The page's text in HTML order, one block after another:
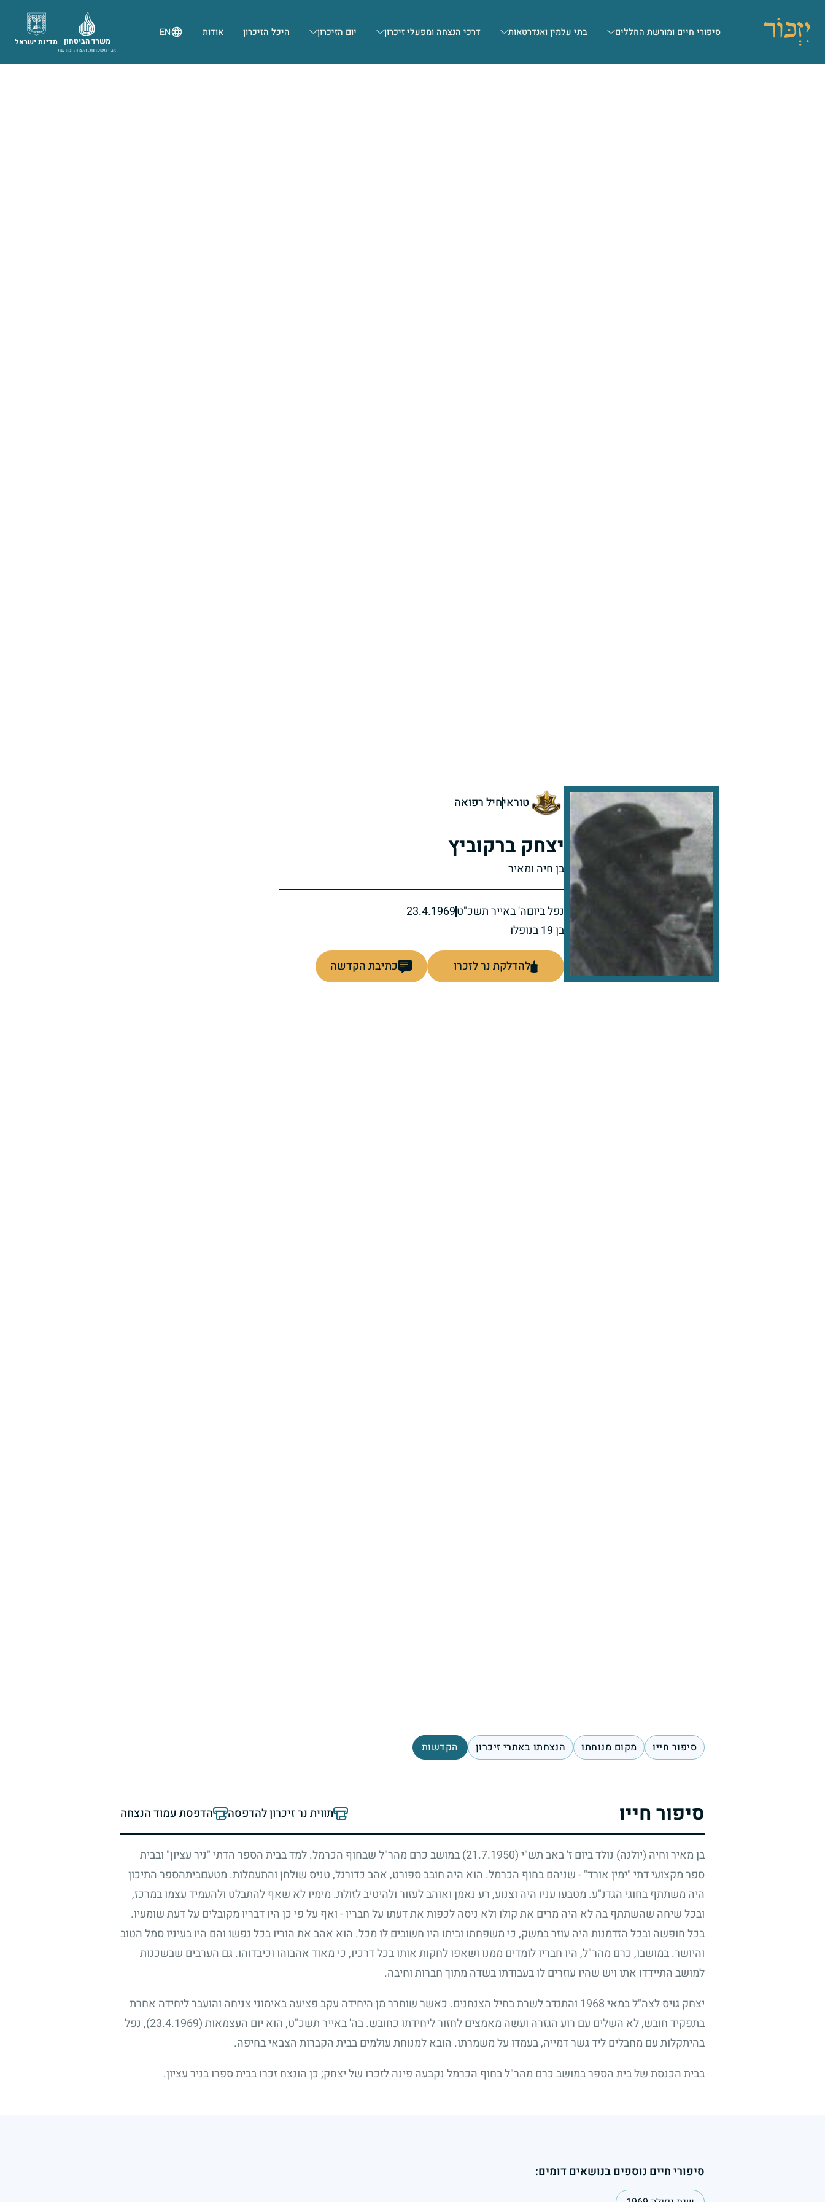
סיפורי חיים ומורשת החללים בתי עלמין ואנדרטאות דרכי הנצחה ומפעלי זיכרון יום הזיכרון היכל הזיכרון אודות EN
מדינת ישראל משרד הביטחון
אגף משפחות, הנצחה ומורשת
טוראיחיל רפואה
יצחק ברקוביץ
בן חיה ומאיר
נפל ביוםה' באייר תשכ"ט23.4.1969
בן 19 בנופלו
להדלקת נר לזכרו כתיבת הקדשה
סיפור חייו מקום מנוחתו הנצחתו באתרי זיכרון הקדשות
סיפור חייו תווית נר זיכרון להדפסה הדפסת עמוד הנצחה
בן מאיר וחיה (יולנה) נולד ביום ז' באב תש"י(21.7.1950)
במושב כרם מהר"ל שבחוף הכרמל. למד בבית הספר הדתי "ניר עציון" ובבית
ספר מקצועי דתי "ימין אורד" - שניהם בחוף הכרמל. הוא היה חובב ספורט, אהב כדורגל, טניס שולחן והתעמלות. מטעםביתהספר התיכון
היה משתתף בחוגי הגדנ"ע. מטבעו עניו היה וצנוע, רע נאמן ואוהב לעזור ולהיטיב לזולת. מימיו לא שאף להתבלט ולהעמיד עצמו במרכז,
ובכל שיחה שהשתתף בה לא היה מרים את קולו ולא ניסה לכפות את דעתו על חבריו - ואף על פי כן היו דבריו מקובלים על דעת שומעיו.
בכל חופשה ובכל הזדמנות היה עוזר במשק, כי משפחתו וביתו היו חשובים לו מכל. הוא אהב את הוריו בכל נפשו והם היו בעיניו סמל הטוב
והיושר. במושבו, כרם מהר"ל, היו חבריו לומדים ממנו ושאפו לחקות אותו בכל דרכיו, כי מאוד אהבוהו וכיבדוהו. גם הערבים שבשכנות
למושב התיידדו אתו ויש שהיו עוזרים לו בעבודתו בשדה מתוך חברות וחיבה.
יצחק גויס לצה"ל במאי1968 והתנדב לשרת בחיל הצנחנים. כאשר שוחרר מן היחידה עקב פציעה באימוני צניחה והועבר ליחידה אחרת
בתפקיד חובש, לא השלים עם רוע הגזרה ועשה מאמצים לחזור ליחידתו כחובש. בה' באייר תשכ"ט, הוא יום העצמאות(23.4.1969)
, נפל
בהיתקלות עם מחבלים ליד גשר דמייה, בעמדו על משמרתו. הובא למנוחת עולמים בבית הקברות הצבאי בחיפה.
בבית הכנסת של בית הספר במושב כרם מהר"ל בחוף הכרמל נקבעה פינה לזכרו של יצחק; כן הונצח זכרו בבית ספרו בניר עציון.
סיפורי חיים נוספים בנושאים דומים: